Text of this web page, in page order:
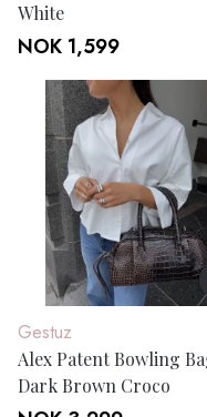
White
NOK 1,599
Gestuz
Alex Patent Bowling
Dark Brown Croco